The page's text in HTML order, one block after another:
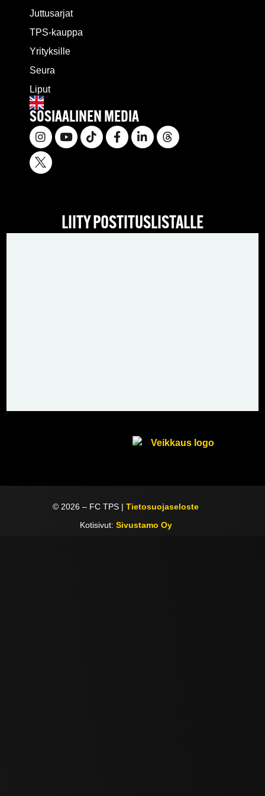
Juttusarjat
TPS-kauppa
Yrityksille
Seura
Liput
SOSIAALINEN MEDIA
LIITY POSTITUSLISTALLE
©2026 – FC TPS |Tietosuojaseloste
Kotisivut: Sivustamo Oy